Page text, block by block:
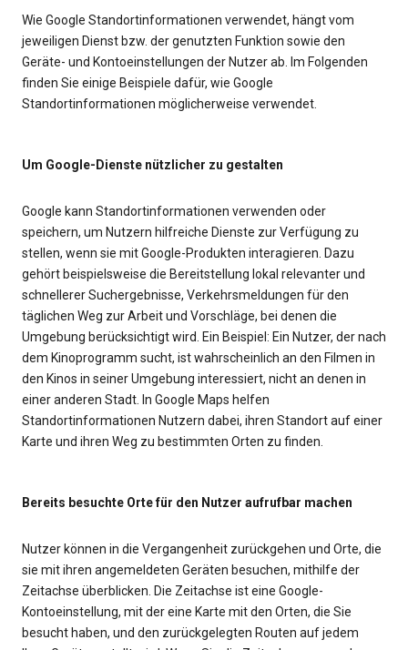
Wie Google Standortinformationen verwendet, hängt vom
jeweiligen Dienst bzw. der genutzten Funktion sowie den
Geräte- und Kontoeinstellungen der Nutzer ab. Im Folgenden
finden Sie einige Beispiele dafür, wie Google
Standortinformationen möglicherweise verwendet.
Um Google-Dienste nützlicher zu gestalten
Google kann Standortinformationen verwenden oder
speichern, um Nutzern hilfreiche Dienste zur Verfügung zu
stellen, wenn sie mit Google-Produkten interagieren. Dazu
gehört beispielsweise die Bereitstellung lokal relevanter und
schnellerer Suchergebnisse, Verkehrsmeldungen für den
täglichen Weg zur Arbeit und Vorschläge, bei denen die
Umgebung berücksichtigt wird. Ein Beispiel: Ein Nutzer, der nach
dem Kinoprogramm sucht, ist wahrscheinlich an den Filmen in
den Kinos in seiner Umgebung interessiert, nicht an denen in
einer anderen Stadt. In Google Maps helfen
Standortinformationen Nutzern dabei, ihren Standort auf einer
Karte und ihren Weg zu bestimmten Orten zu finden.
Bereits besuchte Orte für den Nutzer aufrufbar machen
Nutzer können in die Vergangenheit zurückgehen und Orte, die
sie mit ihren angemeldeten Geräten besuchen, mithilfe der
Zeitachse überblicken. Die Zeitachse ist eine Google-
Kontoeinstellung, mit der eine Karte mit den Orten, die Sie
besucht haben, und den zurückgelegten Routen auf jedem